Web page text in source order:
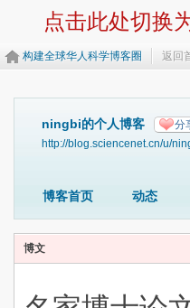
点击此处切换
构建全球华人科学博客圈 返回
ningbi的个人博客 分
http://blog.sciencenet.cn/u/
博客首页 动态
博文